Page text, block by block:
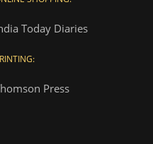
Today Diaries
Press